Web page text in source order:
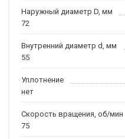
Наружный диаметр D, мм
72
Внутренний диаметр d, мм
55
Уплотнение
нет
Скорость вращения, об/мин
75